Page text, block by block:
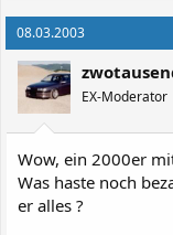
08.03.2003
EX-Moderator
Wow, ein 2000er
Was haste noch
er alles ?